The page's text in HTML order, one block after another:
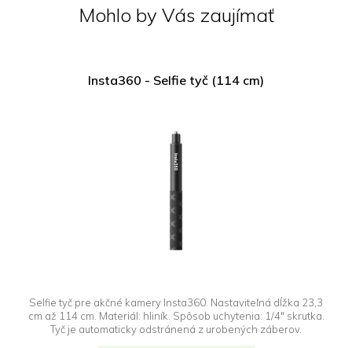
Mohlo by Vás zaujímať
Insta360 - Selfie tyč (114 cm)
Selfie tyč pre akčné kamery Insta360. Nastaviteľná dĺžka 23,3
cm až 114 cm. Materiál: hliník. Spôsob uchytenia: 1/4" skrutka.
Tyč je automaticky odstránená z urobených záberov.